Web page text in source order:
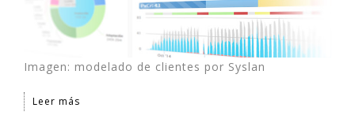
Imagen: modelado de clientes por Syslan
Leer más